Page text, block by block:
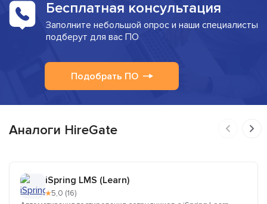
Бесплатная консультация
Заполните небольшой опрос и наши специалисты
подберут для вас ПО
Подобрать ПО
Аналоги HireGate
iSpring LMS (Learn)
★5,0 (16)